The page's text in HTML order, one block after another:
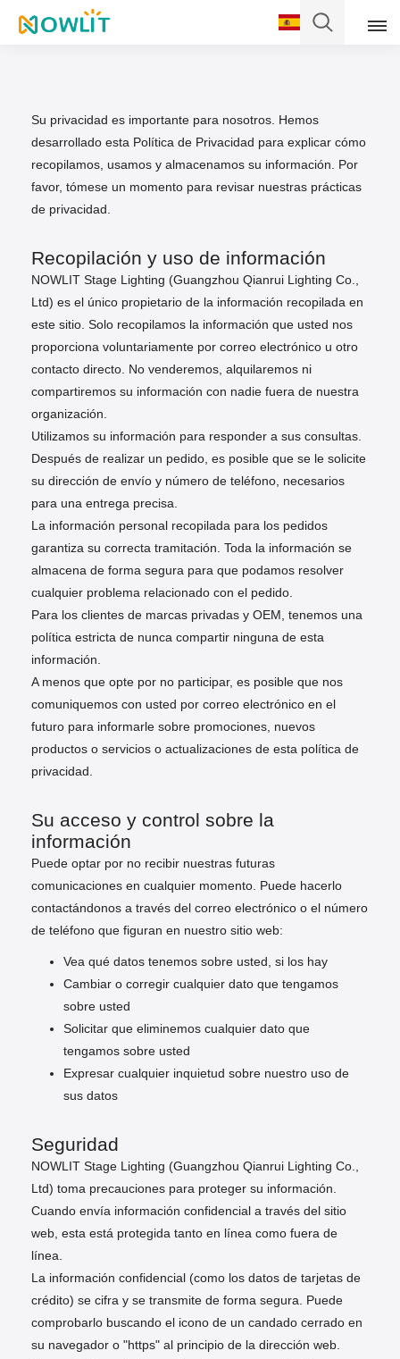
Español
Pусский
Español
Português
Türkçe
Su privacidad es importante para nosotros. Hemos
desarrollado esta Política de Privacidad para explicar cómo
recopilamos, usamos y almacenamos su información. Por
favor, tómese un momento para revisar nuestras prácticas
de privacidad.
Recopilación y uso de información
NOWLIT Stage Lighting (Guangzhou Qianrui Lighting Co.,
Ltd) es el único propietario de la información recopilada en
este sitio. Solo recopilamos la información que usted nos
proporciona voluntariamente por correo electrónico u otro
contacto directo. No venderemos, alquilaremos ni
compartiremos su información con nadie fuera de nuestra
organización.
Utilizamos su información para responder a sus consultas.
Después de realizar un pedido, es posible que se le solicite
su dirección de envío y número de teléfono, necesarios
para una entrega precisa.
La información personal recopilada para los pedidos
garantiza su correcta tramitación. Toda la información se
almacena de forma segura para que podamos resolver
cualquier problema relacionado con el pedido.
Para los clientes de marcas privadas y OEM, tenemos una
política estricta de nunca compartir ninguna de esta
información.
A menos que opte por no participar, es posible que nos
comuniquemos con usted por correo electrónico en el
futuro para informarle sobre promociones, nuevos
productos o servicios o actualizaciones de esta política de
privacidad.
Su acceso y control sobre la
información
Puede optar por no recibir nuestras futuras
comunicaciones en cualquier momento. Puede hacerlo
contactándonos a través del correo electrónico o el número
de teléfono que figuran en nuestro sitio web:
Vea qué datos tenemos sobre usted, si los hay
Cambiar o corregir cualquier dato que tengamos
sobre usted
Solicitar que eliminemos cualquier dato que
tengamos sobre usted
Expresar cualquier inquietud sobre nuestro uso de
sus datos
Seguridad
NOWLIT Stage Lighting (Guangzhou Qianrui Lighting Co.,
Ltd) toma precauciones para proteger su información.
Cuando envía información confidencial a través del sitio
web, esta está protegida tanto en línea como fuera de
línea.
La información confidencial (como los datos de tarjetas de
crédito) se cifra y se transmite de forma segura. Puede
comprobarlo buscando el icono de un candado cerrado en
su navegador o "https" al principio de la dirección web.